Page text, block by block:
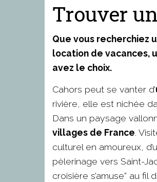
Trouver
Que vous recherchiez
location de vacances,
avez le choix.
Cahors peut se vanter d’
rivière, elle est nichée
Dans un paysage
villages de France.
culturel en amoureux,
pèlerinage vers Saint-
croisière s’amuse” au fil